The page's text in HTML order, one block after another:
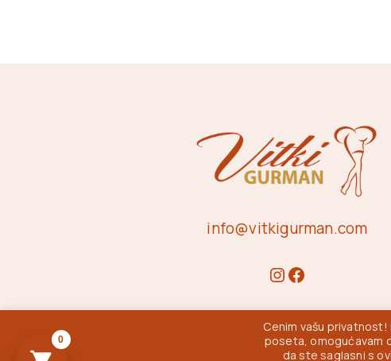
info@vitkigurman.com
0
Cenim vašu
poseta, omogućavam
da ste saglasni s